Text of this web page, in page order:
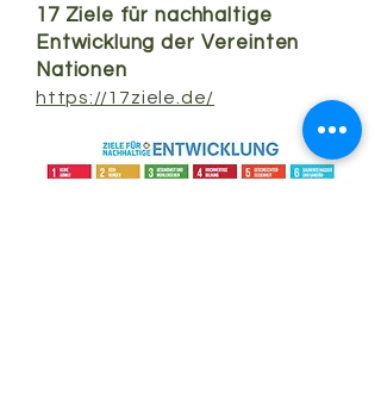
17 Ziele für nachhaltige
Entwicklung der Vereinten
Nationen
https://17ziele.de/